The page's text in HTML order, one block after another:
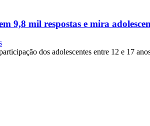
9,8 mil respostas e mira
dos adolescentes entre 12 e 17